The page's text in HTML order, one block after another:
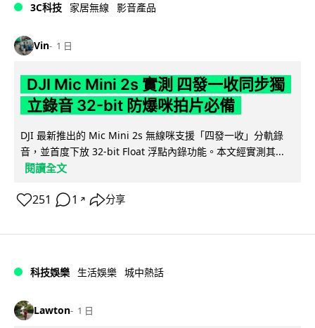
3C科技 家居無線 影音產品
Vin 1 日
DJI Mic Mini 2s 實測 四發一收同步獨
立錄音 32-bit 防爆咪拍片必備
DJI 最新推出的 Mic Mini 2s 無線咪支援「四發一收」分軌錄
音，並首度下放 32-bit Float 浮點內錄功能。本文經實測其...
閱讀全文
251 1 ↗ 分享
科技娛樂 生活娛樂 城中熱話
Lawton 1 日